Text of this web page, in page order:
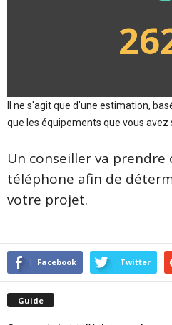
Il ne s'agit que d'une estimation,
que les équipements que vous avez
Un conseiller va prendre
téléphone afin de
votre projet.
Facebook Twitter
Guide